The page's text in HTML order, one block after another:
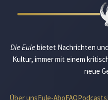
Die Eulebietet Nachrichten
Kultur, immer mit einem
neue
Über unsEule-AboFAQPodcasts